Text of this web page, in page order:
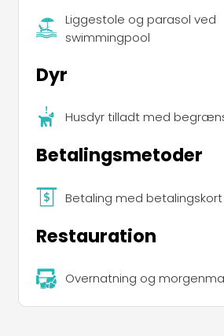
Liggestole og parasol ved
swimmingpool
Dyr
Husdyr tilladt med
Betalingsmetoder
Betaling med betalingskort
Restauration
Overnatning og